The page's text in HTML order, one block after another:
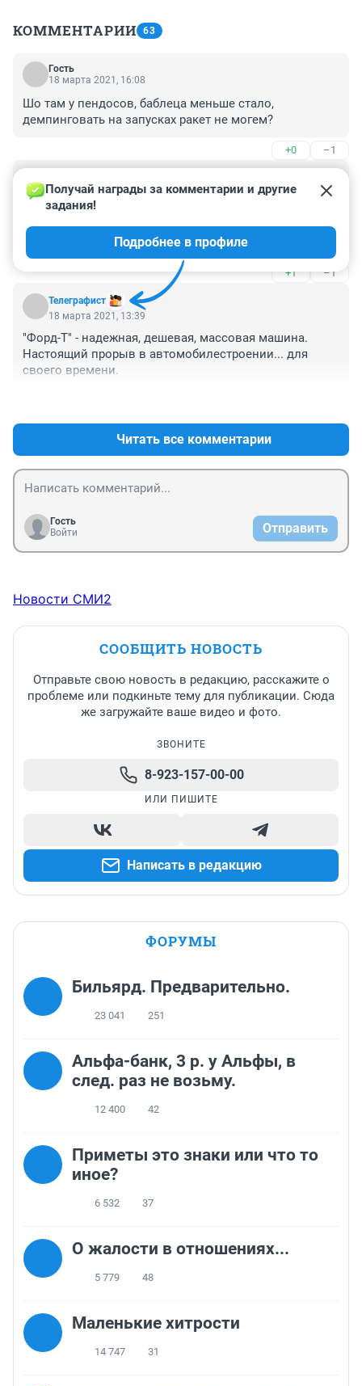
КОММЕНТАРИИ 63
Гость
18 марта 2021, 16:08
Шо там у пендосов, баблеца меньше стало,
демпинговать на запусках ракет не могем?
+0 –1
18 марта 2021, 14:05
Шик, блеск, нищета!
Одна молодая компания с батутом одного великого
комбинатора и мошенника, как его любят у нас
называть, запускает за раз спутников как вся Россия
за год... и тратит на это денег меньше, чем запуск
одного этого антиквариата... Ну ок, может не меньше,
может на 60 спутников примерно столько-же. А лет
через 5 они будут за неделю запускать больше, чем
мы за год.
+1 –1
Телеграфист
Получай награды за комментарии и другие
задания!
Подробнее в профиле
18 марта 2021, 13:39
"Форд-Т" - надежная, дешевая, массовая машина.
Настоящий прорыв в автомобилестроении... для
своего времени.
Читать все комментарии
Гость
Войти
Отправить
Новости СМИ2
СООБЩИТЬ НОВОСТЬ
Отправьте свою новость в редакцию, расскажите о
проблеме или подкиньте тему для публикации. Сюда
же загружайте ваше видео и фото.
ЗВОНИТЕ
8-923-157-00-00
ИЛИ ПИШИТЕ
Написать в редакцию
ФОРУМЫ
Бильярд. Предварительно.
23 041 251
Альфа-банк, 3 р. у Альфы, в
след. раз не возьму.
12 400 42
Приметы это знаки или что то
иное?
6 532 37
О жалости в отношениях...
5 779 48
Маленькие хитрости
14 747 31